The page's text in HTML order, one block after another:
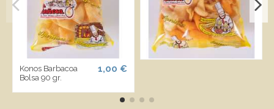
Konos Barbacoa
Bolsa 90 gr.
1,00 €